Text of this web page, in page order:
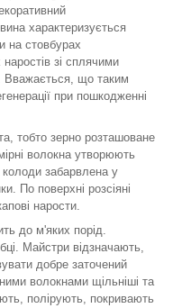
характеризується
на стовбурах
зі сплячими
Вважається, що таким
при пошкодженні
тобто зерно розташоване
волокна утворюють
забарвлена у
По поверхні розсіяні
нарости.
до м'яких порід.
Майстри відзначають,
добре заточений
волокнами щільніші та
полірують, покривають